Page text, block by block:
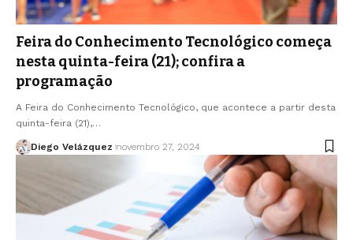
Feira do Conhecimento Tecnológico começa
nesta quinta-feira (21); confira a
programação
A Feira do Conhecimento Tecnológico, que acontece a partir desta
quinta-feira (21),…
Diego Velázquez novembro 27, 2024